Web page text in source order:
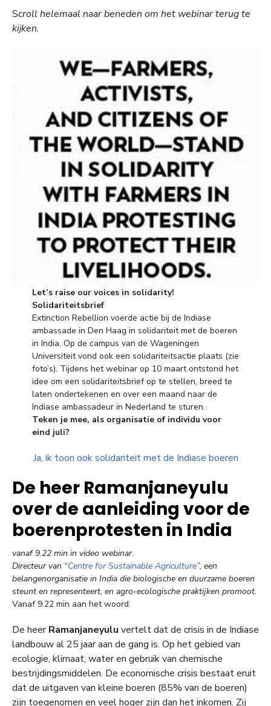
Scroll helemaal naar beneden om het webinar terug te
kijken.
Let’s raise our voices in solidarity!
Solidariteitsbrief
Extinction Rebellion voerde actie bij de Indiase
ambassade in Den Haag in solidariteit met de boeren
in India. Op de campus van de Wageningen
Universiteit vond ook een solidariteitsactie plaats (zie
foto’s). Tijdens het webinar op 10 maart ontstond het
idee om een solidariteitsbrief op te stellen, breed te
laten ondertekenen en over een maand naar de
Indiase ambassadeur in Nederland te sturen.
Teken je mee, als organisatie of individu voor
eind juli?
Ja, ik toon ook solidariteit met de Indiase boeren
De heer Ramanjaneyulu
over de aanleiding voor de
boerenprotesten in India
vanaf 9.22 min in video webinar.
Directeur van “Centre for Sustainable Agriculture”, een
belangenorganisatie in India die biologische en duurzame boeren
steunt en representeert, en agro-ecologische praktijken promoot.
Vanaf 9.22 min aan het woord.
De heerRamanjaneyulu vertelt dat de crisis in de Indiase
landbouw al 25 jaar aan de gang is. Op het gebied van
ecologie, klimaat, water en gebruik van chemische
bestrijdingsmiddelen. De economische crisis bestaat eruit
dat de uitgaven van kleine boeren (85% van de boeren)
zijn toegenomen en veel hoger zijn dan het inkomen. Zij